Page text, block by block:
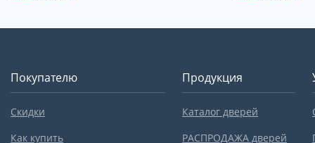
Покупателю
Скидки
Как купить
Продукция
Каталог дверей
РАСПРОДАЖА дверей